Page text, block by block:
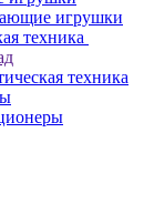
игрушки
техника
техника